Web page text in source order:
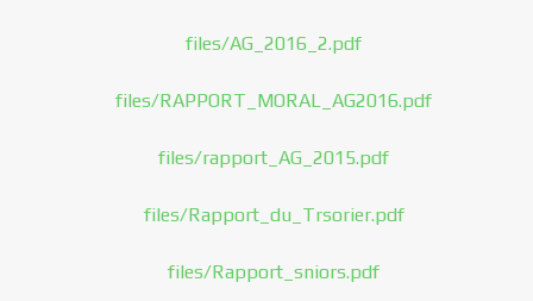
files/AG_2016_2.pdf
files/RAPPORT_MORAL_AG2016.pdf
files/rapport_AG_2015.pdf
files/Rapport_du_Trsorier.pdf
files/Rapport_sniors.pdf